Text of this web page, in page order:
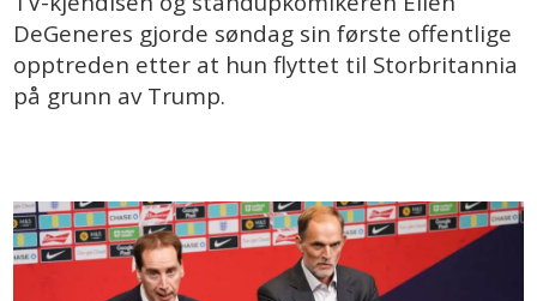
DeGeneres gjorde søndag sin første offentlige
opptreden etter at hun flyttet til Storbritannia
på grunn av Trump.